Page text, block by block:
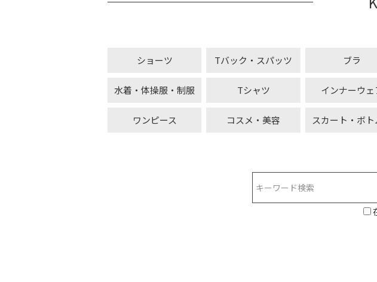
ショーツ Tバック・スパッツ ブラ
水着・体操服・制服 Tシャツ インナーウェ
ワンピース コスメ・美容 スカート・ボト